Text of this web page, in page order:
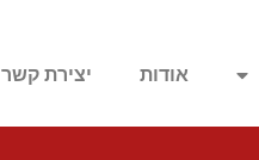
אודות יצירת קשר